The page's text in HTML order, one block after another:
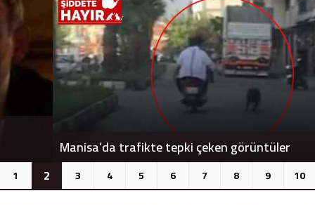
Manisa’da trafikte tepki çeken görüntüler
1 2 3 4 5 6 7 8 9 10